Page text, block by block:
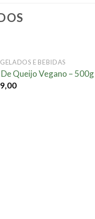
Adicionar
à lista.
FORA DE ESTOQUE
E BEBIDAS
Queijo Vegano – 500g